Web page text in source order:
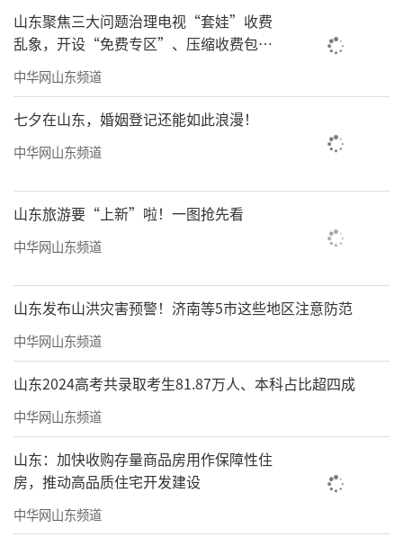
山东聚焦三大问题治理电视“套娃”收费
乱象，开设“免费专区”、压缩收费包比
例70%以上
中华网山东频道
七夕在山东，婚姻登记还能如此浪漫！
中华网山东频道
山东旅游要“上新”啦！一图抢先看
中华网山东频道
山东发布山洪灾害预警！济南等5市这些地区注意防范
中华网山东频道
山东2024高考共录取考生81.87万人、本科占比超四成
中华网山东频道
山东：加快收购存量商品房用作保障性住
房，推动高品质住宅开发建设
中华网山东频道